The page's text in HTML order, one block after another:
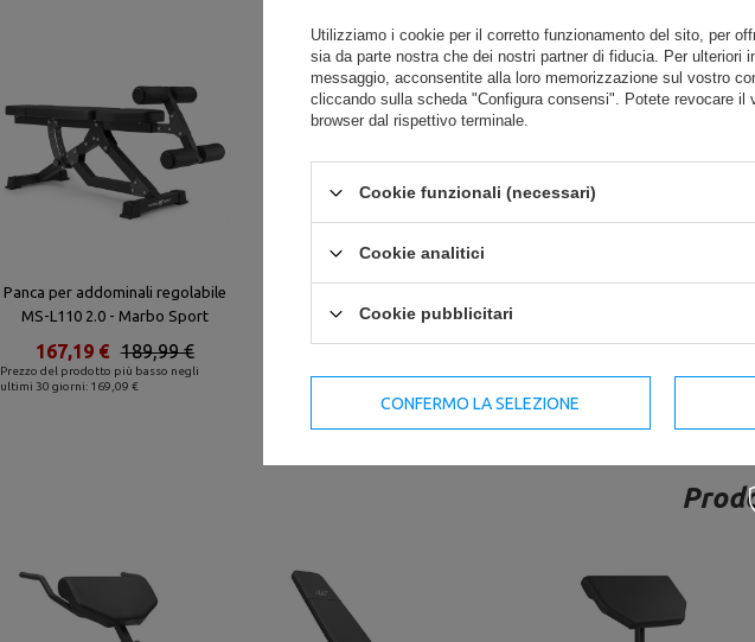
Panca per addominali regolabile
MS-L110 2.0 - Marbo Sport
Prezzo del prodotto più basso negli
ultimi 30 giorni: 169,09 €
189,99 €
167,19 €
MH-L105 - Marbo Sport
134,89 €
114,66 €
L107 2.0 - Marbo Sport
ultimi 30 giorni: 160,11 €
179,90 €
158,31 €
Utilizziamo i cookie per il corretto funzionamento del sito, per
sia da parte nostra che dei nostri partner di fiducia. Per ulteriori
messaggio, acconsentite alla loro memorizzazione sul vostro
cliccando sulla scheda "Configura consensi". Potete revocare
browser dal rispettivo terminale.
Cookie funzionali (necessari)
Cookie analitici
Cookie pubblicitari
CONFERMO LA SELEZIONE